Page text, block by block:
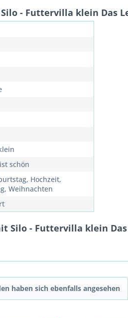
- Futtervilla klein Das
schön
Hochzeit,
Weihnachten
Silo - Futtervilla klein
haben sich ebenfalls angesehen